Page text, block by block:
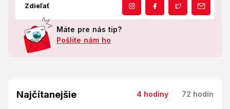
Zdieľať
Máte pre nás tip?
Pošlite nám ho
Najčítanejšie 4 hodiny 72 hodín